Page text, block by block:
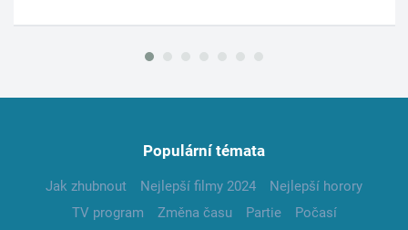
Populární témata
Jak zhubnout Nejlepší filmy 2024
Nejlepší horory
TV program
Změna času Partie
Počasí